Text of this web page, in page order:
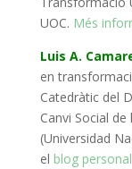
UOC. Més
Luis A.
en
Catedràtic del
Canvi Social
(Universidad
el blog personal